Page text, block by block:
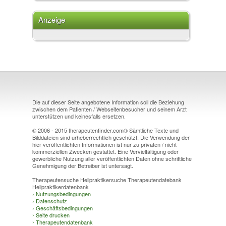
Anzeige
Die auf dieser Seite angebotene Information soll die Beziehung
zwischen dem Patienten / Webseitenbesucher und seinem Arzt
unterstützen und keinesfalls ersetzen.
© 2006 - 2015 therapeutenfinder.com® Sämtliche Texte und
Bilddateien sind urheberrechtlich geschützt. Die Verwendung der
hier veröffentlichten Informationen ist nur zu privaten / nicht
kommerziellen Zwecken gestattet. Eine Vervielfältigung oder
gewerbliche Nutzung aller veröffentlichten Daten ohne schriftliche
Genehmigung der Betreiber ist untersagt.
Therapeutensuche Heilpraktikersuche Therapeutendatebank
Heilpraktikerdatenbank
› Nutzungsbedingungen
› Datenschutz
› Geschäftsbedingungen
› Seite drucken
› Therapeutendatenbank